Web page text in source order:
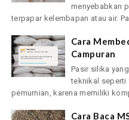
menyebabkan
terpapar kelembapan atau air.
Cara
Campuran
Pasir silika
teknikal seperti
pemurnian, karena memiliki
Cara Baca